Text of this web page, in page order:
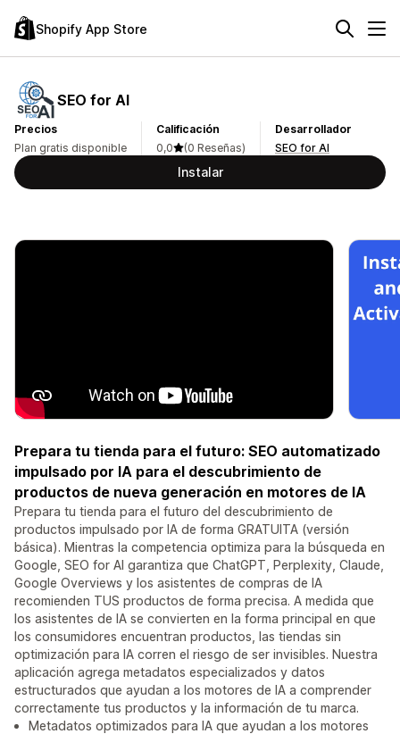
Shopify App Store
SEO for AI
Precios
Plan gratis disponible
Calificación
0,0
(0 Reseñas)
Desarrollador
SEO for AI
Instalar
Prepara tu tienda para el futuro: SEO automatizado
impulsado por IA para el descubrimiento de
productos de nueva generación en motores de IA
Prepara tu tienda para el futuro del descubrimiento de
productos impulsado por IA de forma GRATUITA (versión
básica). Mientras la competencia optimiza para la búsqueda en
Google, SEO for AI garantiza que ChatGPT, Perplexity, Claude,
Google Overviews y los asistentes de compras de IA
recomienden TUS productos de forma precisa. A medida que
los asistentes de IA se convierten en la forma principal en que
los consumidores encuentran productos, las tiendas sin
optimización para IA corren el riesgo de ser invisibles. Nuestra
aplicación agrega metadatos especializados y datos
estructurados que ayudan a los motores de IA a comprender
correctamente tus productos y la información de tu marca.
Metadatos optimizados para IA que ayudan a los motores